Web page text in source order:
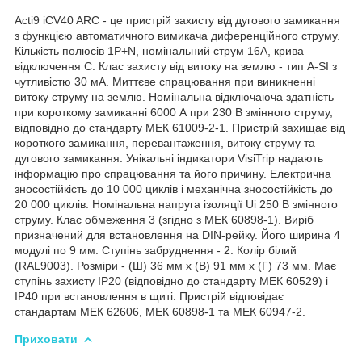
Acti9 iCV40 ARC - це пристрій захисту від дугового замикання
з функцією автоматичного вимикача диференційного струму.
Кількість полюсів 1P+N, номінальний струм 16А, крива
відключення C. Клас захисту від витоку на землю - тип A-SI з
чутливістю 30 мА. Миттєве спрацювання при виникненні
витоку струму на землю. Номінальна відключаюча здатність
при короткому замиканні 6000 А при 230 В змінного струму,
відповідно до стандарту МЕК 61009-2-1. Пристрій захищає від
короткого замикання, перевантаження, витоку струму та
дугового замикання. Унікальні індикатори VisiTrip надають
інформацію про спрацювання та його причину. Електрична
зносостійкість до 10 000 циклів і механічна зносостійкість до
20 000 циклів. Номінальна напруга ізоляції Ui 250 В змінного
струму. Клас обмеження 3 (згідно з МЕК 60898-1). Виріб
призначений для встановлення на DIN-рейку. Його ширина 4
модулі по 9 мм. Ступінь забруднення - 2. Колір білий
(RAL9003). Розміри - (Ш) 36 мм х (В) 91 мм х (Г) 73 мм. Має
ступінь захисту IP20 (відповідно до стандарту МЕК 60529) і
IP40 при встановлення в щиті. Пристрій відповідає
стандартам МЕК 62606, МЕК 60898-1 та МЕК 60947-2.
Приховати